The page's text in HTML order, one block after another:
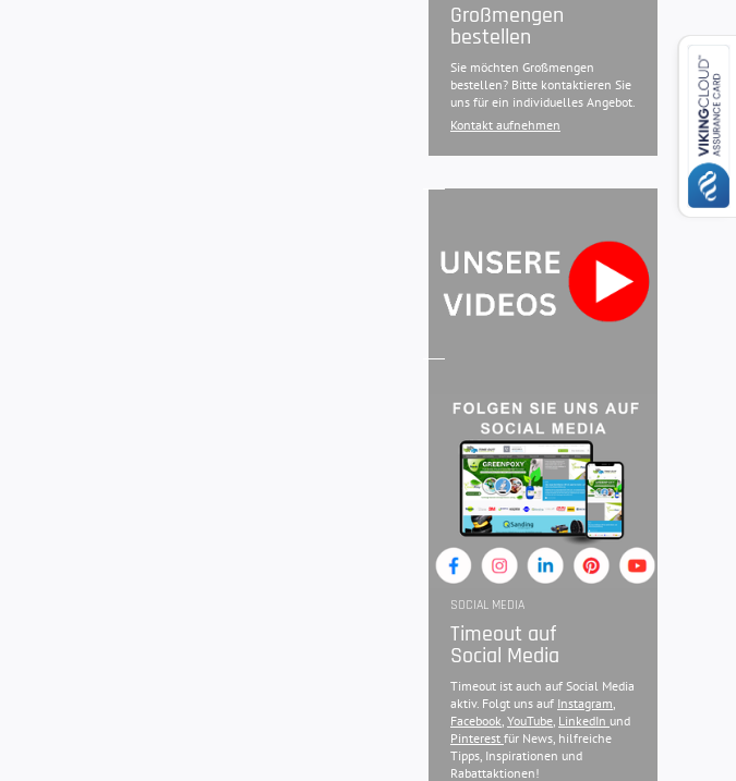
Großmengen
bestellen
Sie möchten Großmengen
bestellen? Bitte kontaktieren Sie
uns für ein individuelles Angebot.
Kontakt aufnehmen
SOCIAL MEDIA
Timeout auf
Social Media
Timeout ist auch auf Social Media
aktiv. Folgt uns auf Instagram,
Facebook, YouTube, LinkedIn und
Pinterest für News, hilfreiche
Tipps, Inspirationen und
Rabattaktionen!